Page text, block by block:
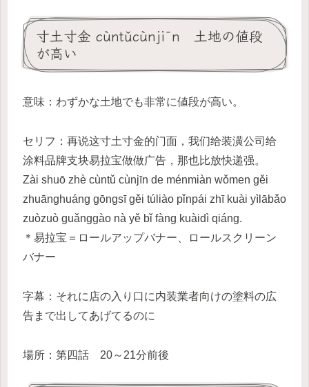
寸土寸金 cùntǔcùnjīn 土地の値段
が高い
意味：わずかな土地でも非常に値段が高い。
セリフ：再说这寸土寸金的门面，我们给装潢公司给
涂料品牌支块易拉宝做做广告，那也比放快递强。
Zài shuō zhè cùntǔ cùnjīn de ménmiàn wǒmen gěi
zhuānghuáng gōngsī gěi túliào pǐnpái zhī kuài yìlābǎo
zuòzuò guǎnggào nà yě bǐ fàng kuàidì qiáng.
＊易拉宝＝ロールアップバナー、ロールスクリーン
バナー
字幕：それに店の入り口に内装業者向けの塗料の広
告まで出してあげてるのに
場所：第四話 20～21分前後